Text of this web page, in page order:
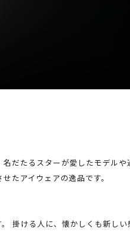
だたるスターが愛したモデル
たアイウェアの逸品です。
掛ける人に、懐かしくも新し